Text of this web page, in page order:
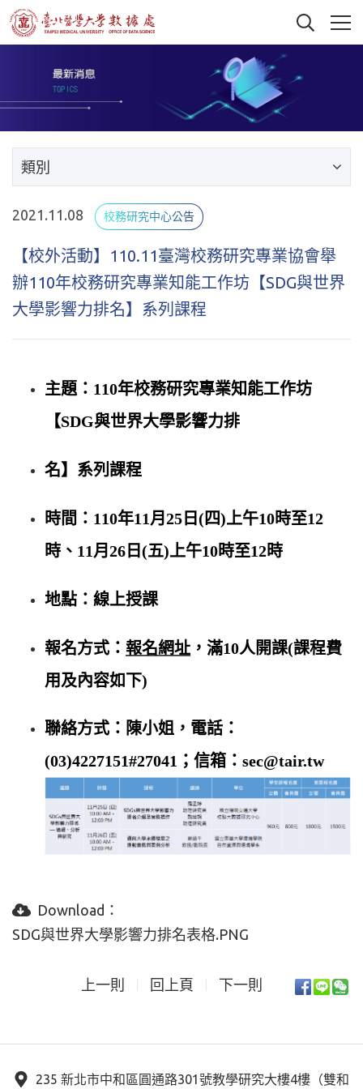
類別
2021.11.08 校務研究中心公告
【校外活動】110.11臺灣校務研究專業協會舉
辦110年校務研究專業知能工作坊【SDG與世界
大學影響力排名】系列課程
​主題：110年校務研究專業知能工作坊
【SDG與世界大學影響力排
名】系列課程
時間：110年11月25日(四)上午10時至12
時、11月26日(五)上午10時至12時
地點：線上授課
報名方式： 報名網址 ，滿10人開課(課程費
用及內容如下)
聯絡方式：陳小姐，電話：
(03)4227151#27041；信​箱：sec@tair.tw
Download：
SDG與世界大學影響力排名表格.PNG
上一則 回上頁 下一則
235 新北市中和區圓通路301號教學研究大樓4樓（雙和